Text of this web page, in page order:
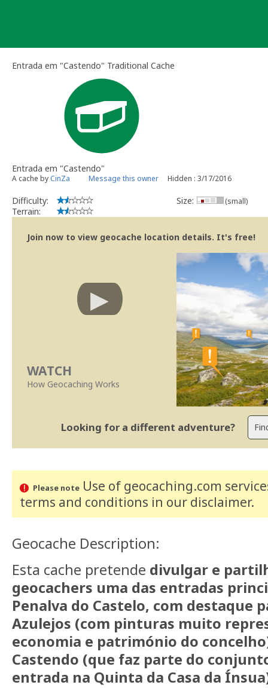
Entrada em "Castendo" Traditional Cache
Entrada em "Castendo"
A cache by CinZa Message this owner Hidden : 3/17/2016
Difficulty:
Terrain:
Size: (small)
Join now to view geocache location details. It's free!
WATCH
How Geocaching Works
Looking for a different adventure?
Please noteUse of geocaching.com
terms and conditions in our disclaimer.
Geocache Description:
Esta cache pretende divulgar e
geocachers uma das entradas
Penalva do Castelo, com destaque
Azulejos (com pinturas muito
economia e património do
Castendo (que faz parte do
entrada na Quinta da Casa da